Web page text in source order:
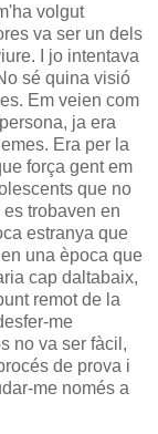
volgut
va ser un dels
I jo intentava
sé quina visió
Em veien com
ja era
Era per la
força gent em
que no
trobaven en
estranya que
una època que
cap daltabaix,
remot de la
me
no va ser fàcil,
de prova i
me només a